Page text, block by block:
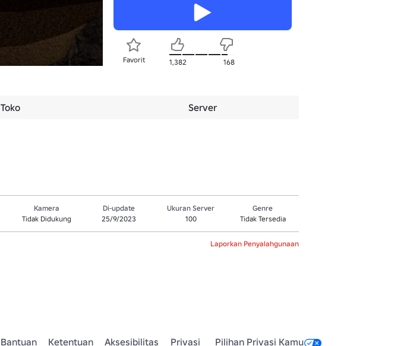
Favorit 1,382 168
Toko Server
Kamera
Tidak Didukung
Di-update
25/9/2023
Ukuran Server
100
Genre
Tidak Tersedia
Laporkan Penyalahgunaan
Bantuan Ketentuan Aksesibilitas Privasi Pilihan Privasi Kamu